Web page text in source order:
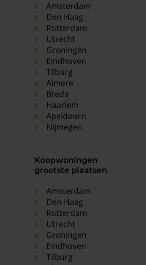
Amsterdam
Den Haag
Rotterdam
Utrecht
Groningen
Eindhoven
Tilburg
Almere
Breda
Haarlem
Apeldoorn
Nijmegen
Koopwoningen
grootste plaatsen
Amsterdam
Den Haag
Rotterdam
Utrecht
Groningen
Eindhoven
Tilburg